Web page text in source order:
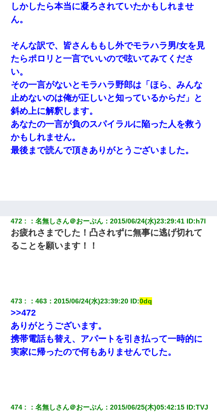
しかしたら本当に凝ろされていたかもしれませ
ん。
そんな訳で、皆さんももし外でモラハラ男/女を見
たらポロリと一言でいいので呟いてみてくださ
い。
その一言がないとモラハラ野郎は「ほら、みんな
止めないのは俺が正しいと知っているからだ」と
斜め上に解釈します。
あなたの一言が負のスパイラルに陥った人を救う
かもしれません。
最後まで読んで頂きありがとうございました。
472 ：名無しさん＠おーぷん ：2015/06/24(水)23:29:41 ID:h7l
お疲れさまでした！凸されずに無事に逃げ切れて
ることを願います！！
473 ：463 ：2015/06/24(水)23:39:20 ID:0dq
>>472
ありがとうございます。
携帯電話も替え、アパートを引き払って一時的に
実家に帰ったので何もありませんでした。
474 ：名無しさん＠おーぷん ：2015/06/25(木)05:42:15 ID:TVJ